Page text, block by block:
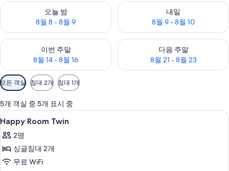
오늘 밤
8월 8 - 8월 9
오늘 밤 예약 가능 여부 확인, 8월 8 - 8월 9
내일
8월 9 - 8월 10
내일 예약 가능 여부 확인, 8월
이번 주말
8월 14 - 8월 16
이번 주말 예약 가능 여부 확인, 8월 14 - 8월 16
다음 주말
8월 21 - 8월 23
다음 주말 예약 가능 여부 확인
객
실
에
사
용
가
능
한
모든 객실 침대 2개 침대 1개
5개 객실 중 5개 표시 중
Happy
Room
Twin
사
진
객실 내 금고, 책상, 방음 설비, 다리미/
9
Happy Room Twin
2명
싱글침대 2개
무료 WiFi